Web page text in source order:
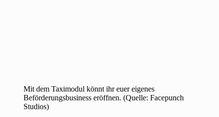
Mit dem Taximodul könnt ihr euer eigenes
Beförderungsbusiness eröffnen. (Quelle: Facepunch
Studios)